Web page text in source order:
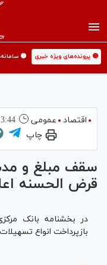
🟡 پرونده‌های ویژه خبری 🟡
اقتصاد عمومی
چاپ
سقف مبلغ و
قرض الحسنه
در بخشنامه‌ بانک
بازپرداخت انواع